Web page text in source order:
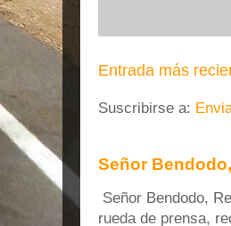
Entrada más
Suscribirse a:
Señor Bendodo,
Señor Bendodo,
rueda de prensa,